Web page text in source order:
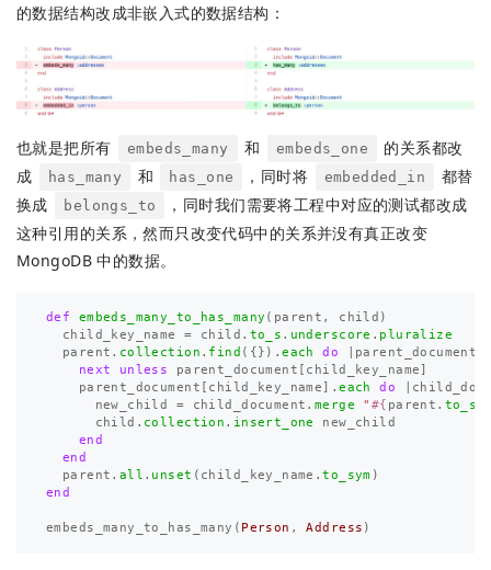
的数据结构改成非嵌入式的数据结构：
也就是把所有 embeds_many 和 embeds_one
的关系都改
成
has_many 和 has_one ，同时将 embedded_in
都替
换成
belongs_to
，同时我们需要将工程中对应的测试都改成
这种引用的关系，然而只改变代码中的关系并没有真正改变
MongoDB 中的数据。
def embeds_many_to_has_many ( parent , child )
child_key_name
= child . to_s . underscore . pluralize
parent . collection . find ({}).each do parent_document
next
unless parent_document child_key_name
parent_document
child_key_name ].each do
new_child
= child_document . merge " #{ parent . to_s
child . collection . insert_one
new_child
end
end
parent . all . unset ( child_key_name .to_sym )
end
embeds_many_to_has_many ( Person , Address )